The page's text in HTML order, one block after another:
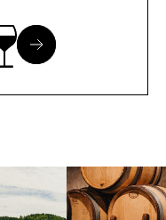
Instagram